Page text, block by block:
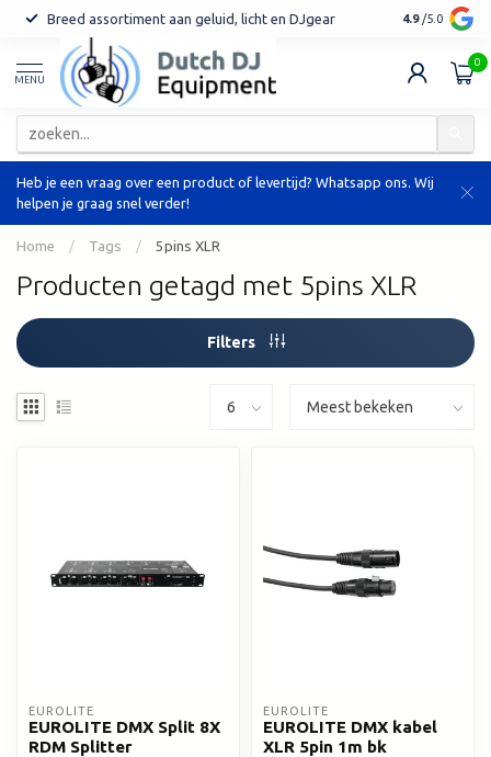
Breed assortiment aan geluid, licht en DJgear Tot 7 jaar
4.9 /5.0
MENU
0
Heb je een vraag over een product of levertijd? Whatsapp ons. Wij
helpen je graag snel verder!
Home / Tags / 5pins XLR
Producten getagd met 5pins XLR
Filters
EUROLITE
EUROLITE DMX Split 8X
RDM Splitter
EUROLITE
EUROLITE DMX kabel
XLR 5pin 1m bk